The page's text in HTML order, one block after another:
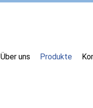
Über uns Produkte